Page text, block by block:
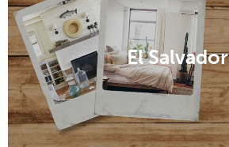
El Salvador